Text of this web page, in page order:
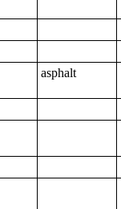
asphalt